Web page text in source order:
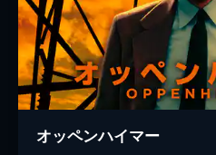
オッペンハイマー